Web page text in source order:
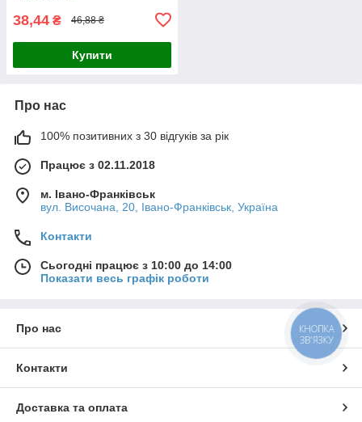
38,44 ₴ 46,88 ₴
Купити
Про нас
100% позитивних з 30 відгуків за рік
Працює з 02.11.2018
м. Івано-Франківськ
вул. Височана, 20, Івано-Франківськ, Україна
Контакти
Сьогодні працює з 10:00 до 14:00
Показати весь графік роботи
Про нас
Контакти
Доставка та оплата
КНОПКА
ЗВ'ЯЗКУ